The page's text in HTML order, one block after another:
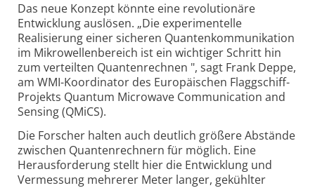
Das neue Konzept könnte eine revolutionäre
Entwicklung auslösen. „Die experimentelle
Realisierung einer sicheren Quanten­kommunikation
im Mikrowellen­bereich ist ein wichtiger Schritt hin
zum verteilten Quanten­rechnen ", sagt Frank Deppe,
am WMI-Koordinator des Europäischen Flaggschiff-
Projekts Quantum Microwave Communication and
Sensing (QMiCS).
Die Forscher halten auch deutlich größere Abstände
zwischen Quanten­rechnern für möglich. Eine
Heraus­forderung stellt hier die Entwicklung und
Vermessung mehrerer Meter langer, gekühlter